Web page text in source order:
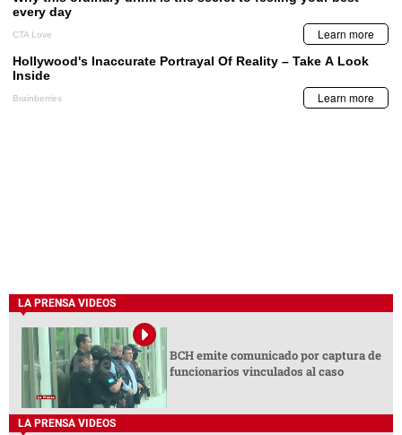
LA PRENSA VIDEOS
BCH emite comunicado por captura de
funcionarios vinculados al caso
LA PRENSA VIDEOS